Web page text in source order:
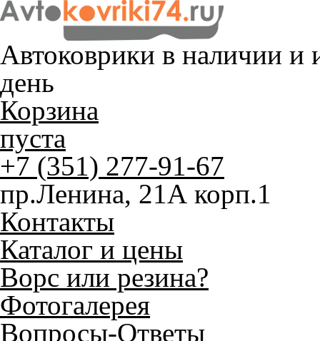
Автоковрики в наличии и
день
Корзина
пуста
+7 (351) 277-91-67
пр.Ленина, 21А корп.1
Контакты
Каталог и цены
Ворс или резина?
Фотогалерея
Вопросы-Ответы